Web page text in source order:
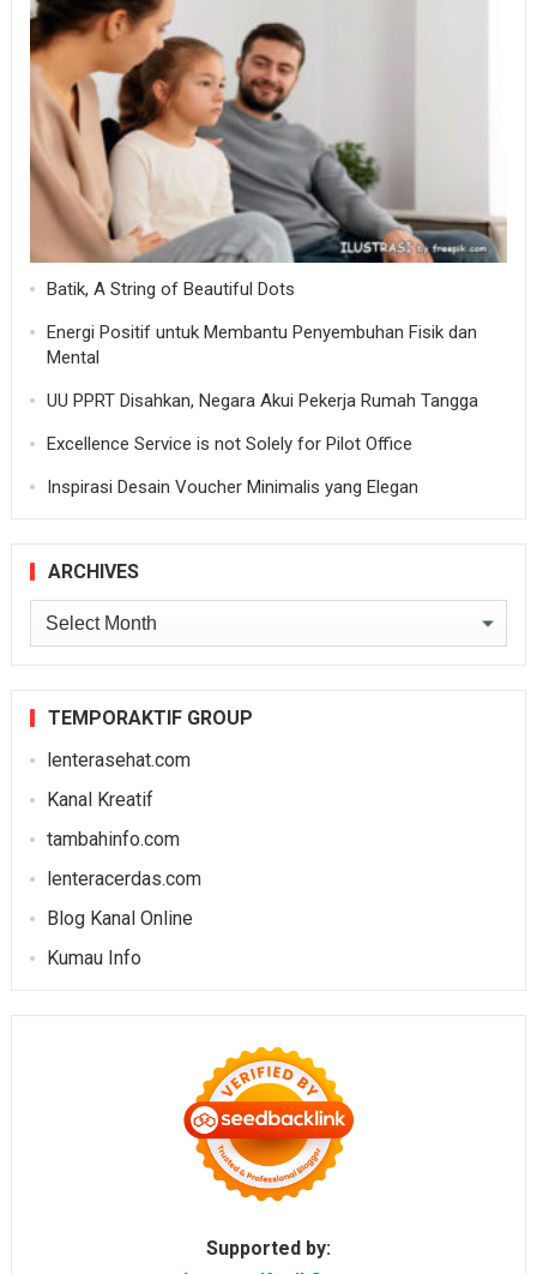
Batik, A String of Beautiful Dots
Energi Positif untuk Membantu Penyembuhan Fisik dan
Mental
UU PPRT Disahkan, Negara Akui Pekerja Rumah Tangga
Excellence Service is not Solely for Pilot Office
Inspirasi Desain Voucher Minimalis yang Elegan
ARCHIVES
Archives
TEMPORAKTIF GROUP
lenterasehat.com
Kanal Kreatif
tambahinfo.com
lenteracerdas.com
Blog Kanal Online
Kumau Info
Supported by: